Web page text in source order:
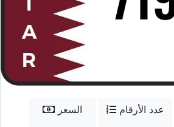
السعر
عدد الأرقام